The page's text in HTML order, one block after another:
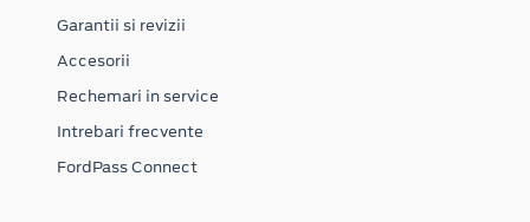
Garantii si revizii
Accesorii
Rechemari in service
Intrebari frecvente
FordPass Connect